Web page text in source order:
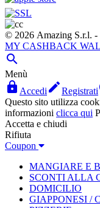
© 2026 Amazing S.r.l.
MY CASHBACK

Menù
 Accedi Registrati
Questo sito utilizza
informazioni clicca qui
Accetta e chiudi
Rifiuta
Coupon
MANGIARE E
SCONTI ALLA
DOMICILIO
GIAPPONESI /